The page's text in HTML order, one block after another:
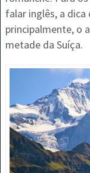
falar inglês, a
principalmente, o
metade da Suíça.